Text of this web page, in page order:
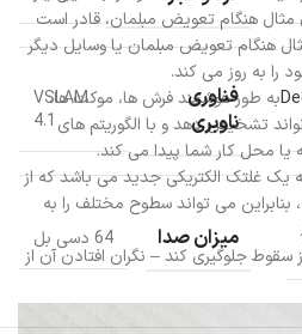
هنگام تعویض مبلمان، قادر است
هنگام تعویض مبلمان یا وسایل دیگر
را به روز می کند.
به طور هوشمند فرش ها، موکت ها،
تشخیص دهد و با الگوریتم های
محل کار شما پیدا می کند.
یک غلتک الکتریکی جدید می باشد که از
می تواند سطوح مختلف را به
جلوگیری کند – نگران افتادن آن از
فناوری
ناوبری
VSLAM
4.1
میزان صدا 64 دسی بل